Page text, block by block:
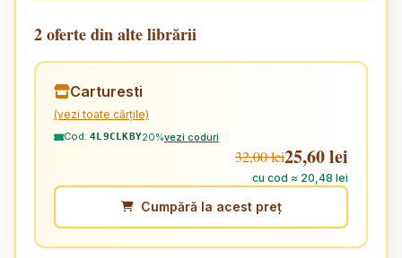
2 oferte din alte librării
Carturesti
(vezi toate cărțile)
Cod: 4L9CLKBY20%vezi coduri
32,00 lei25,60 lei
cu cod ≈ 20,48 lei
Cumpără la acest preț